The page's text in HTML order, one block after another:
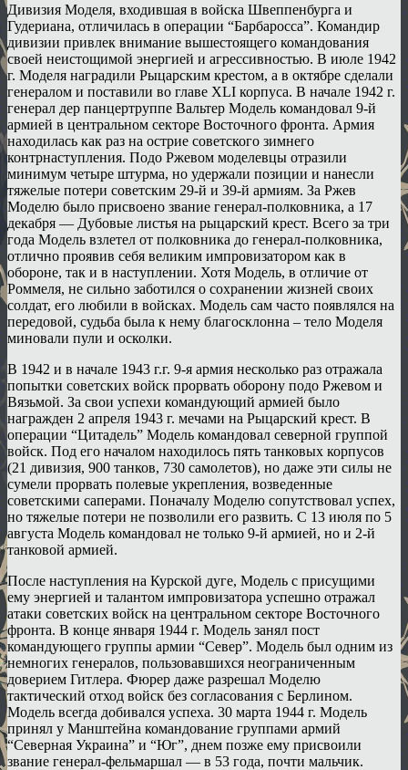
Дивизия Моделя, входившая в войска Швеппенбурга и
Гудериана, отличилась в операции “Барбаросса”. Командир
дивизии привлек внимание вышестоящего командования
своей неистощимой энергией и агрессивностью. В июле 1942
г. Моделя наградили Рыцарским крестом, а в октябре сделали
генералом и поставили во главе XLI корпуса. В начале 1942 г.
генерал дер панцертруппе Вальтер Модель командовал 9-й
армией в центральном секторе Восточного фронта. Армия
находилась как раз на острие советского зимнего
контрнаступления. Подо Ржевом моделевцы отразили
минимум четыре штурма, но удержали позиции и нанесли
тяжелые потери советским 29-й и 39-й армиям. За Ржев
Моделю было присвоено звание генерал-полковника, а 17
декабря — Дубовые листья на рыцарский крест. Всего за три
года Модель взлетел от полковника до генерал-полковника,
отлично проявив себя великим импровизатором как в
обороне, так и в наступлении. Хотя Модель, в отличие от
Роммеля, не сильно заботился о сохранении жизней своих
солдат, его любили в войсках. Модель сам часто появлялся на
передовой, судьба была к нему благосклонна – тело Моделя
миновали пули и осколки.
В 1942 и в начале 1943 г.г. 9-я армия несколько раз отражала
попытки советских войск прорвать оборону подо Ржевом и
Вязьмой. За свои успехи командующий армией было
награжден 2 апреля 1943 г. мечами на Рыцарский крест. В
операции “Цитадель” Модель командовал северной группой
войск. Под его началом находилось пять танковых корпусов
(21 дивизия, 900 танков, 730 самолетов), но даже эти силы не
сумели прорвать полевые укрепления, возведенные
советскими саперами. Поначалу Моделю сопутствовал успех,
но тяжелые потери не позволили его развить. С 13 июля по 5
августа Модель командовал не только 9-й армией, но и 2-й
танковой армией.
После наступления на Курской дуге, Модель с присущими
ему энергией и талантом импровизатора успешно отражал
атаки советских войск на центральном секторе Восточного
фронта. В конце января 1944 г. Модель занял пост
командующего группы армии “Север”. Модель был одним из
немногих генералов, пользовавшихся неограниченным
доверием Гитлера. Фюрер даже разрешал Моделю
тактический отход войск без согласования с Берлином.
Модель всегда добивался успеха. 30 марта 1944 г. Модель
принял у Манштейна командование группами армий
“Северная Украина” и “Юг”, днем позже ему присвоили
звание генерал-фельмаршал — в 53 года, почти мальчик.